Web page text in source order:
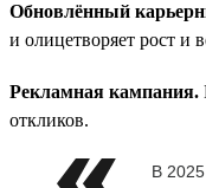
Обновлённый
и олицетворяет рост и
Рекламная кампания.
откликов.
В